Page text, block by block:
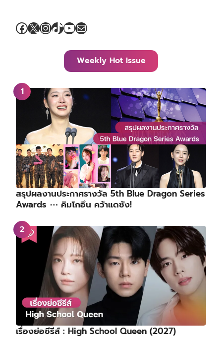
Facebook
X Instagram
TikTok
YouTube
Mail
Weekly Hot Issue
สรุปผลงานประกาศรางวัล 5th Blue Dragon Series
Awards ⋯ คิมโกอึน คว้าแดซัง!
เรื่องย่อซีรีส์ : High School Queen (2027)